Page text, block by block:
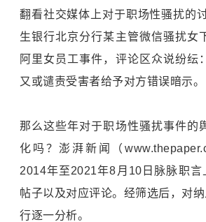
翻看社交媒体上对于职场性骚扰的
生银行北京分行某主管微信骚扰女
阿里女员工事件，评论区众说纷纭
又或谴责受害者给予对方错误暗示。
那么这些年对于职场性骚扰事件的
化吗？澎湃新闻（
2014年至2021年8月10日脉脉职言
帖子以及对应评论。经筛选后，对
行逐一分析。